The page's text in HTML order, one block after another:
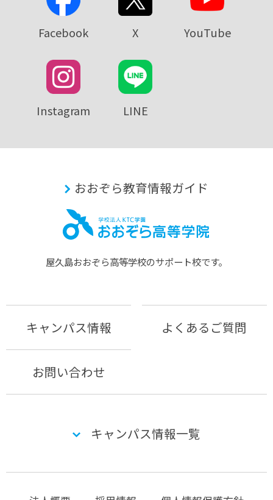
Facebook X YouTube
Instagram LINE
おおぞら教育情報ガイド
屋久島おおぞら⾼等学校のサポート校です。
キャンパス情報 よくあるご質問
お問い合わせ
キャンパス情報一覧